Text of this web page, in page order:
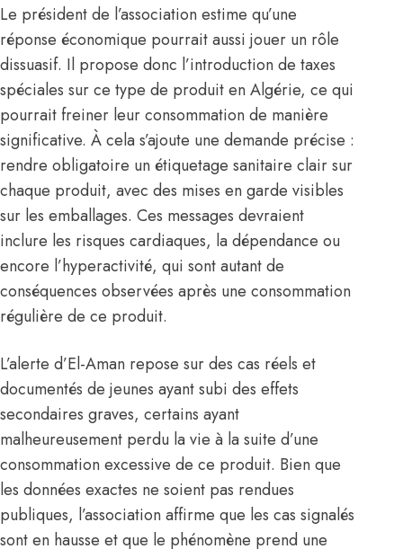
Le président de l’association estime qu’une
réponse économique pourrait aussi jouer un rôle
dissuasif. Il propose donc l’introduction de taxes
spéciales sur ce type de produit en Algérie, ce qui
pourrait freiner leur consommation de manière
significative. À cela s’ajoute une demande précise :
rendre obligatoire un étiquetage sanitaire clair sur
chaque produit, avec des mises en garde visibles
sur les emballages. Ces messages devraient
inclure les risques cardiaques, la dépendance ou
encore l’hyperactivité, qui sont autant de
conséquences observées après une consommation
régulière de ce produit.
L’alerte d’El-Aman repose sur des cas réels et
documentés de jeunes ayant subi des effets
secondaires graves, certains ayant
malheureusement perdu la vie à la suite d’une
consommation excessive de ce produit. Bien que
les données exactes ne soient pas rendues
publiques, l’association affirme que les cas signalés
sont en hausse et que le phénomène prend une